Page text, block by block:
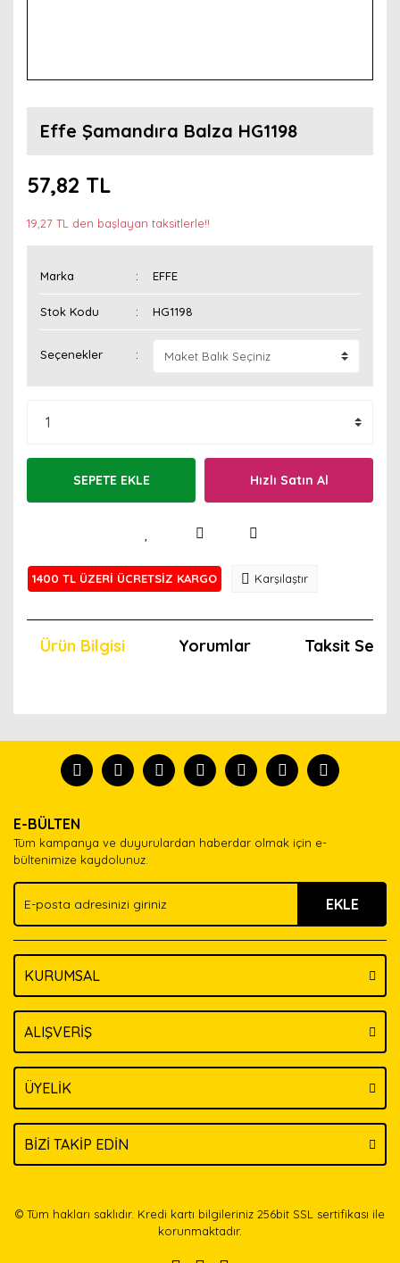
Effe Şamandıra Balza HG1198
57,82 TL
19,27 TL den başlayan taksitlerle!!
Marka EFFE
Stok Kodu HG1198
Seçenekler
SEPETE EKLE Hızlı Satın Al
1400 TL ÜZERİ ÜCRETSİZ KARGO Karşılaştır
Ürün Bilgisi Yorumlar Taksit
tanısın.
formunu kullanarak tarafımıza iletebilirsiniz.
Görüş ve önerileriniz için teşekkür ederiz.
Ürün açıklamasında eksik bilgiler bulunuyor.
Ürün bilgilerinde hatalar bulunuyor.
Ürün fiyatı diğer sitelerden daha pahalı.
Bu ürüne benzer farklı alternatifler olmalı.
E-BÜLTEN
Tüm kampanya ve duyurulardan haberdar olmak için e-
bültenimize kaydolunuz.
EKLE
KURUMSAL
ALIŞVERİŞ
ÜYELİK
BİZİ TAKİP EDİN
© Tüm hakları saklıdır. Kredi kartı bilgileriniz 256bit SSL sertifikası ile
korunmaktadır.